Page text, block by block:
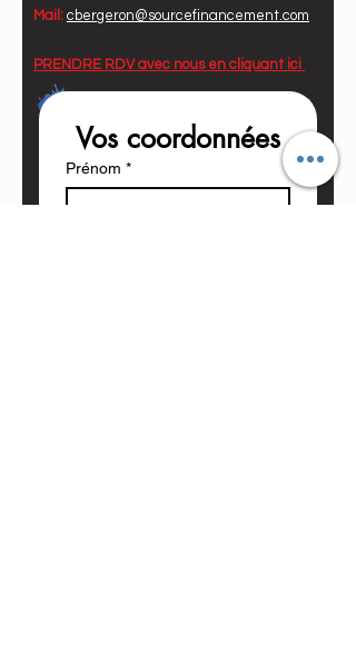
Mail: cbergeron@sourcefinancement.com
PRENDRE RDV avec nous en cliquant ici
Vos coordonnées
Prénom *